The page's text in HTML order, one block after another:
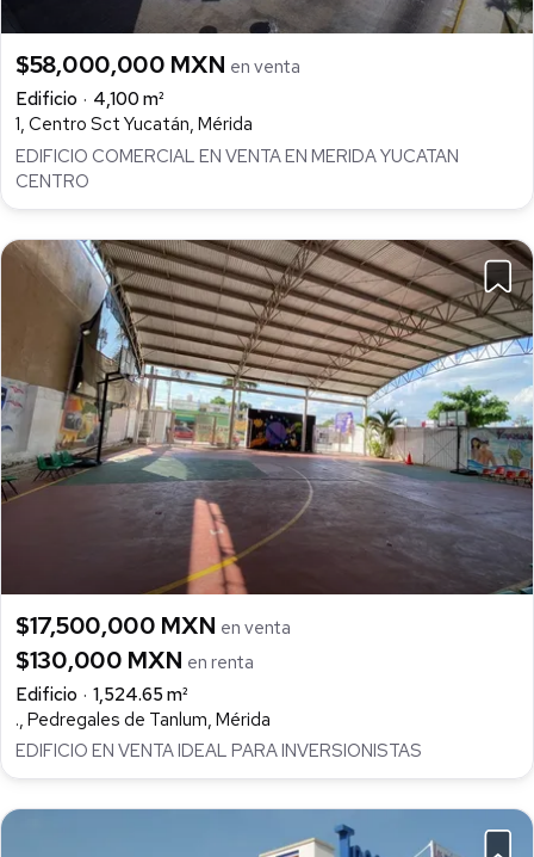
$58,000,000 MXN en venta
Edificio
4,100 m²
1, Centro Sct Yucatán, Mérida
EDIFICIO COMERCIAL EN VENTA EN MERIDA YUCATAN
CENTRO
$17,500,000 MXN en venta
$130,000 MXN en renta
Edificio
1,524.65 m²
., Pedregales de Tanlum, Mérida
EDIFICIO EN VENTA IDEAL PARA INVERSIONISTAS